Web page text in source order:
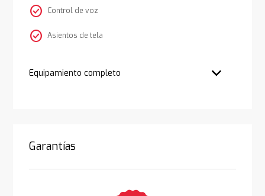
check_circle Control de voz
check_circle Asientos de tela
Equipamiento completo
Garantías